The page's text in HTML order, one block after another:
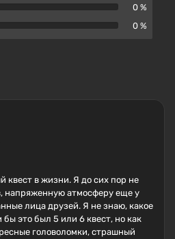
0 %
0 %
квест в жизни. Я до сих пор не
напряженную атмосферу еще у
лица друзей. Я не знаю, какое
это был 5 или 6 квест, но как
головоломки, страшный